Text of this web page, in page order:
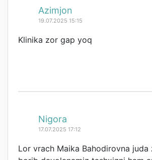
Azimjon
19.07.2025 15:15
Klinika zor gap yoq
Nigora
17.07.2025 17:12
Lor vrach Maika Bahodirovna juda